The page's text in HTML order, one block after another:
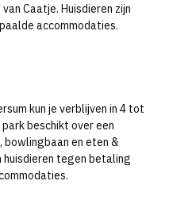
Caatje. Huisdieren zijn
accommodaties.
kun je verblijven in 4 tot
beschikt over een
bowlingbaan en eten &
huisdieren tegen betaling